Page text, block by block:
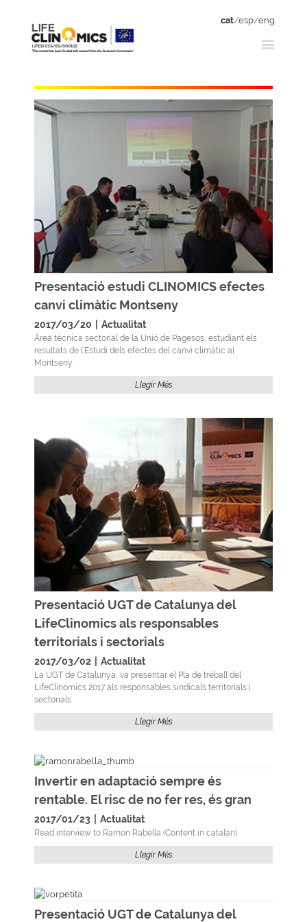
cat/esp/eng
Presentació estudi CLINOMICS efectes
canvi climàtic Montseny
2017/03/20 Actualitat
Àrea tècnica sectorial de la Unió de Pagesos, estudiant els
resultats de l’Estudi dels efectes del canvi climàtic al
Montseny.
Llegir Més
Presentació UGT de Catalunya del
LifeClinomics als responsables
territorials i sectorials
2017/03/02 Actualitat
La UGT de Catalunya, va presentar el Pla de treball del
LifeClinomics 2017 als responsables sindicals territorials i
sectorials
Llegir Més
Invertir en adaptació sempre és
rentable. El risc de no fer res, és gran
2017/01/23 Actualitat
Read interview to Ramon Rabella (Content in catalan).
Llegir Més
Presentació UGT de Catalunya del